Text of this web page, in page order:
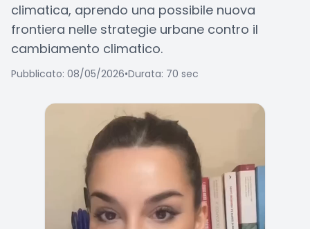
climatica, aprendo una possibile nuova
frontiera nelle strategie urbane contro il
cambiamento climatico.
Pubblicato: 08/05/2026•Durata: 70 sec